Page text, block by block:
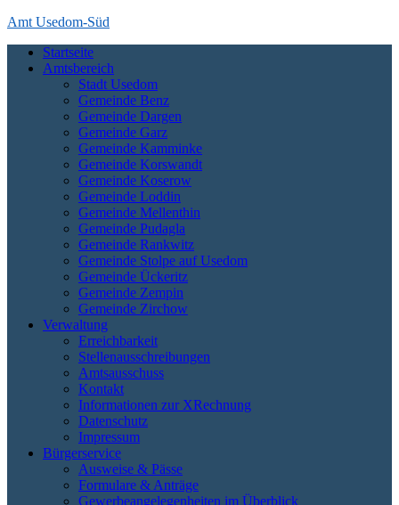
Skip
content
Amt Usedom-Süd
Das Amt Usedom-Süd ist die Verwaltung für einen großen Bereich
auf der Insel Usedom. Es erstreckt sich vom Seebad Zempin im
Nordwesten bis an die polnische Grenze bei Garz und Kamminke im
Osten und die Zecheriner Brücke im Süden der Insel.
Startseite
Amtsbereich
Stadt Usedom
Gemeinde Benz
Gemeinde Dargen
Gemeinde Garz
Gemeinde Kamminke
Gemeinde Korswandt
Gemeinde Koserow
Gemeinde Loddin
Gemeinde Mellenthin
Gemeinde Pudagla
Gemeinde Rankwitz
Gemeinde Stolpe auf Usedom
Gemeinde Ückeritz
Gemeinde Zempin
Gemeinde Zirchow
Verwaltung
Erreichbarkeit
Stellenausschreibungen
Amtsausschuss
Kontakt
Informationen zur XRechnung
Datenschutz
Impressum
Bürgerservice
Ausweise & Pässe
Formulare & Anträge
Gewerbeangelegenheiten im Überblick